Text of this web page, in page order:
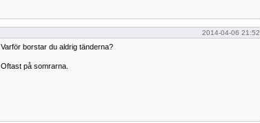
2014-04-06 21:52
Varför borstar du aldrig tänderna?
Oftast på somrarna.